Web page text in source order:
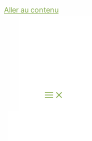
Aller au contenu